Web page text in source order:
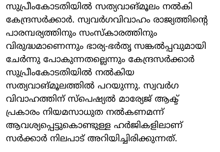
സുപ്രീംകോടതിയില്‍ സത്യവാങ്മൂലം നല്‍കി
കേന്ദ്രസര്‍ക്കാര്‍. സ്വവര്‍ഗവിവാഹം രാജ്യത്തിന്റെ
പാരമ്പര്യത്തിനും സംസ്‌കാരത്തിനും
വിരുദ്ധമാണെന്നും ഭാര്യ-ഭര്‍തൃ സങ്കല്‍പ്പവുമായി
ചേര്‍ന്നു പോകുന്നതല്ലെന്നും കേന്ദ്രസര്‍ക്കാര്‍
സുപ്രീംകോടതിയില്‍ നല്‍കിയ
സത്യവാങ്മൂലത്തില്‍ പറയുന്നു. സ്വവര്‍ഗ
വിവാഹത്തിന് സ്‌പെഷ്യല്‍ മാര്യേജ് ആക്ട്
പ്രകാരം നിയമസാധുത നല്‍കണമന്ന്
ആവശ്യപ്പെട്ടുകൊണ്ടുള്ള ഹര്‍ജികളിലാണ്
സര്‍ക്കാര്‍ നിലപാട് അറിയിച്ചിരിക്കുന്നത്.